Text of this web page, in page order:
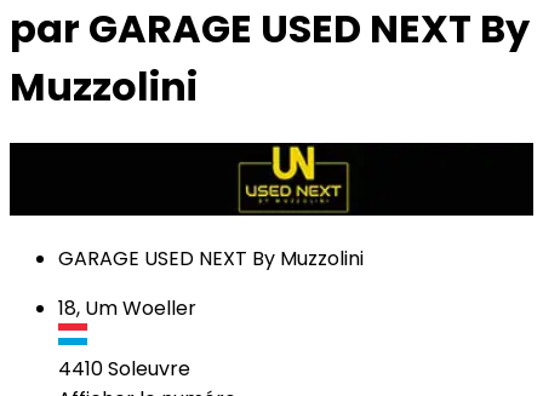
par GARAGE USED NEXT By
Muzzolini
GARAGE USED NEXT By Muzzolini
18, Um Woeller
4410Soleuvre